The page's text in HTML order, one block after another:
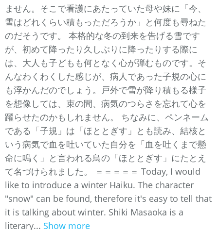
ません。そこで看護にあたっていた母や妹に「今、
雪はどれくらい積もっただろうか」と何度も尋ねた
のだそうです。 本格的な冬の到来を告げる雪です
が、初めて降ったり久しぶりに降ったりする際に
は、大人も子どもも何となく心が弾むものです。そ
んなわくわくした感じが、病人であった子規の心に
も浮かんだのでしょう。戸外で雪が降り積もる様子
を想像しては、束の間、病気のつらさを忘れて心を
躍らせたのかもしれません。 ちなみに、ペンネーム
である「子規」は「ほととぎす」とも読み、結核と
いう病気で血を吐いていた自分を「血を吐くまで懸
命に鳴く」と言われる鳥の「ほととぎす」にたとえ
て名づけられました。 ＝＝＝＝＝ Today, I would
like to introduce a winter Haiku. The character
"snow" can be found, therefore it's easy to tell that
it is talking about winter. Shiki Masaoka is a
literary... Show more